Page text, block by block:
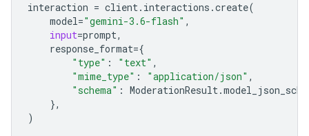
interaction = client. interactions .create(
model="gemini-3.6-flash" ,
input=prompt,
response_format={
"type" : "text" ,
"mime_type" : "application/json" ,
"schema" : ModerationResult.
},
)